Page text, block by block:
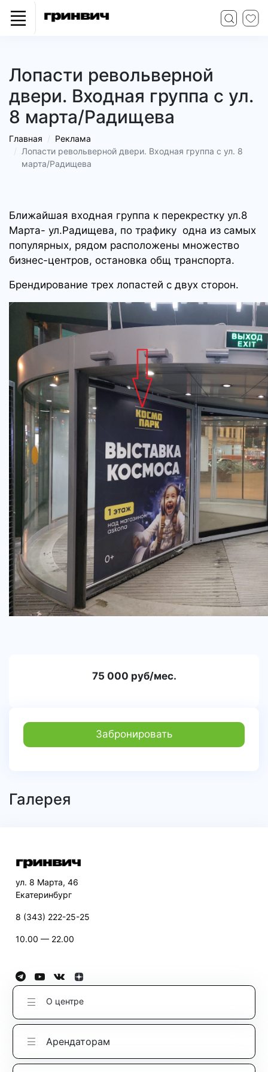
Лопасти револьверной
двери. Входная группа с ул.
8 марта/Радищева
Главная
Реклама
Лопасти револьверной двери. Входная группа с ул. 8
марта/Радищева
Ближайшая входная группа к перекрестку ул.8
Марта- ул.Радищева, по трафику одна из самых
популярных, рядом расположены множество
бизнес-центров, остановка общ транспорта.
Брендирование трех лопастей с двух сторон.
75 000 руб/мес.
Забронировать
Галерея
ул. 8 Марта, 46
Екатеринбург
8 (343) 222-25-25
10.00 — 22.00
О центре
Арендаторам